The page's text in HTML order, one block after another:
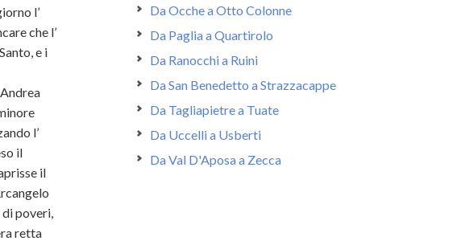
l’
che l’
e i
l’
il
il
di poveri,
retta
Da Ocche a Otto Colonne
Da Paglia a Quartirolo
Da Ranocchi a Ruini
Da San Benedetto a Strazzacappe
Da Tagliapietre a Tuate
Da Uccelli a Usberti
Da Val D'Aposa a Zecca